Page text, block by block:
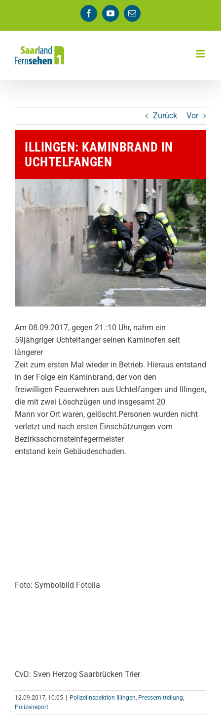
springen
FacebookYouTube
E-
Mail
Zurück Vor
ILLINGEN: KAMINBRAND IN
UCHTELFANGEN
Am 08.09.2017, gegen 21.:10 Uhr, nahm ein
59jähgriger Uchtelfanger seinen Kaminofen seit
längerer
Zeit zum ersten Mal wieder in Betrieb. Hieraus entstand
in der Folge ein Kaminbrand, der von den
freiwilligen Feuerwehren aus Uchtelfangen und Illingen,
die mit zwei Löschzügen und insgesamt 20
Mann vor Ort waren, gelöscht.Personen wurden nicht
verletzt und nach ersten Einschätzungen vom
Bezirksschornsteinfegermeister
entstand kein Gebäudeschaden.
Foto: Symbolbild Fotolia
CvD: Sven Herzog Saarbrücken Trier
12.09.2017, 10:05 Polizeiinspektion Illingen, Pressemitteilung,
Polizeireport